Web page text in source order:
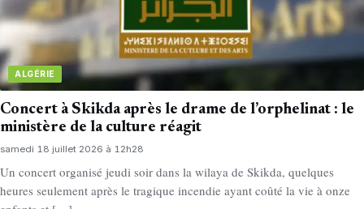
ALGÉRIE
Concert à Skikda après le drame de l’orphelinat : le
ministère de la culture réagit
samedi 18 juillet 2026 à 12h28
Un concert organisé jeudi soir dans la wilaya de Skikda, quelques
heures seulement après le tragique incendie ayant coûté la vie à onze